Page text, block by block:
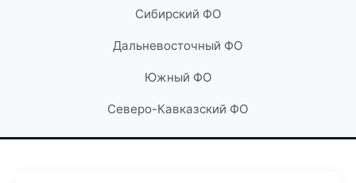
Сибирский ФО
Дальневосточный ФО
Южный ФО
Северо-Кавказский ФО